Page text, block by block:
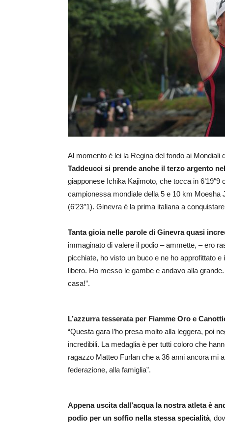
Al momento è lei la Regina del fondo ai Mondiali
Taddeucci si prende anche il terzo argento
giapponese Ichika Kajimoto, che tocca in
campionessa mondiale della 5 e 10 km Moesha
(6’23″1). Ginevra è la prima italiana a
Tanta gioia nelle parole di Ginevra quasi
immaginato di valere il podio – ammette, – ero
picchiate, ho visto un buco e ne ho approfittato
libero. Ho messo le gambe e andavo alla
casa!”.
L’azzurra tesserata per Fiamme Oro e
“Questa gara l’ho presa molto alla leggera, poi
incredibili. La medaglia è per tutti coloro che
ragazzo Matteo Furlan che a 36 anni ancora mi
federazione, alla famiglia”.
Appena uscita dall’acqua la nostra atleta è
podio per un soffio nella stessa specialità,